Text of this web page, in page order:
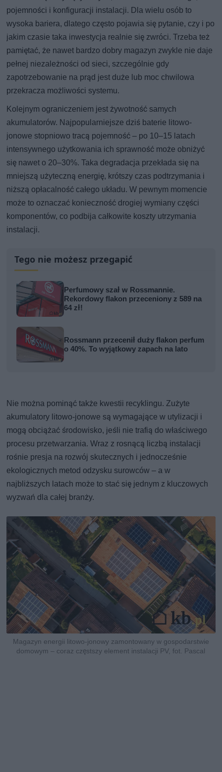
pojemności i konfiguracji instalacji. Dla wielu osób to
wysoka bariera, dlatego często pojawia się pytanie, czy i po
jakim czasie taka inwestycja realnie się zwróci. Trzeba też
pamiętać, że nawet bardzo dobry magazyn zwykle nie daje
pełnej niezależności od sieci, szczególnie gdy
zapotrzebowanie na prąd jest duże lub moc chwilowa
przekracza możliwości systemu.
Kolejnym ograniczeniem jest żywotność samych
akumulatorów. Najpopularniejsze dziś baterie litowo-
jonowe stopniowo tracą pojemność – po 10–15 latach
intensywnego użytkowania ich sprawność może obniżyć
się nawet o 20–30%. Taka degradacja przekłada się na
mniejszą użyteczną energię, krótszy czas podtrzymania i
niższą opłacalność całego układu. W pewnym momencie
może to oznaczać konieczność drogiej wymiany części
komponentów, co podbija całkowite koszty utrzymania
instalacji.
Tego nie możesz przegapić
Perfumowy szał w Rossmannie.
Rekordowy flakon przeceniony z 589 na
64 zł!
Rossmann przecenił duży flakon perfum
o 40%. To wyjątkowy zapach na lato
Nie można pominąć także kwestii recyklingu. Zużyte
akumulatory litowo-jonowe są wymagające w utylizacji i
mogą obciążać środowisko, jeśli nie trafią do właściwego
procesu przetwarzania. Wraz z rosnącą liczbą instalacji
rośnie presja na rozwój skutecznych i jednocześnie
ekologicznych metod odzysku surowców – a w
najbliższych latach może to stać się jednym z kluczowych
wyzwań dla całej branży.
Magazyn energii litowo-jonowy zamontowany w gospodarstwie
domowym – coraz częstszy element instalacji PV, fot. Pascal